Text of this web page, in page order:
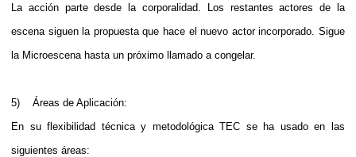
La acción parte desde la corporalidad. Los restantes actores de la
escena siguen la propuesta que hace el nuevo actor incorporado. Sigue
la Microescena hasta un próximo llamado a congelar.
5) Áreas de Aplicación:
En su flexibilidad técnica y metodológica TEC se ha usado en las
siguientes áreas: